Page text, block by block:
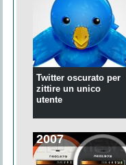
Twitter oscurato per
zittire un unico
utente
2007